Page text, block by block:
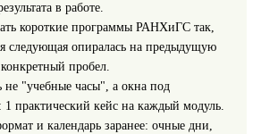
в работе.
короткие программы РАНХиГС так,
следующая опиралась на предыдущую
пробел.
не "учебные часы", а окна под
практический кейс на каждый модуль.
и календарь заранее: очные дни,